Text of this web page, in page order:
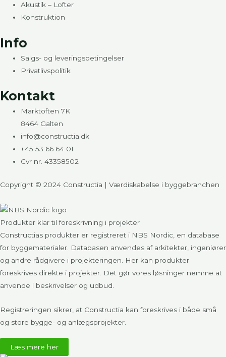
Akustik – Lofter
Konstruktion
Info
Salgs- og leveringsbetingelser
Privatlivspolitik
Kontakt
Marktoften 7K
8464 Galten
info@constructia.dk
+45 53 66 64 01
Cvr nr. 43358502
Copyright © 2024 Constructia | Værdiskabelse i byggebranchen
Produkter klar til foreskrivning i projekter​
Constructias produkter er registreret i NBS Nordic , en database
for byggematerialer. Databasen anvendes af arkitekter, ingeniører
og andre rådgivere i projekteringen. Her kan produkter
foreskrives direkte i projekter. Det gør vores løsninger nemme at
anvende i beskrivelser og udbud.
Registreringen sikrer, at Constructia kan foreskrives i både små
og store bygge- og anlægsprojekter.
Læs mere her